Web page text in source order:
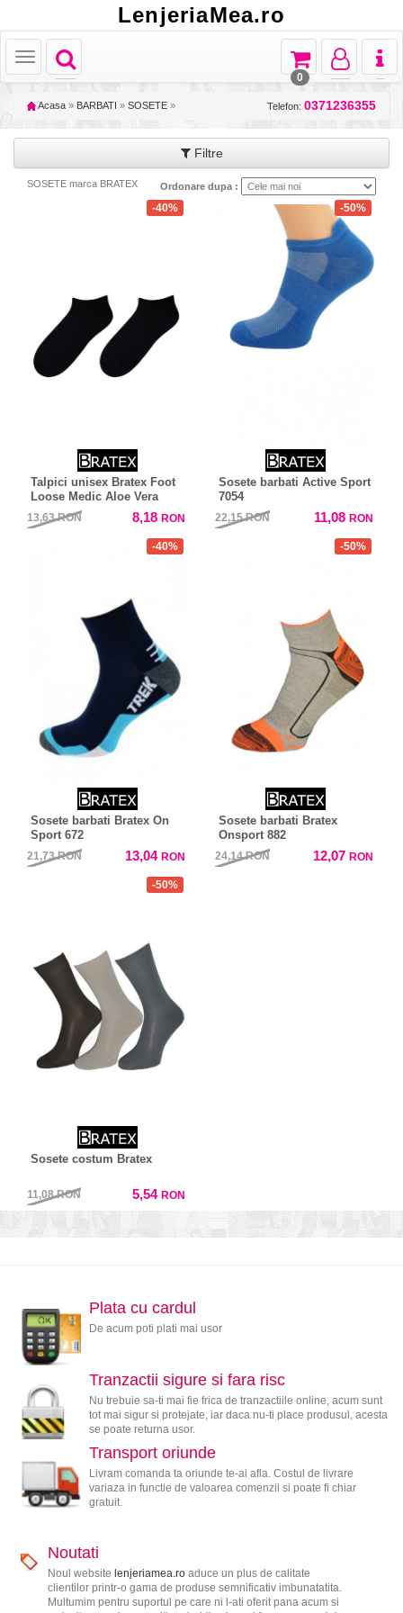
LenjeriaMea.ro
Toggle
navigation
Toggle
Toggle
navigation
Toggle
navigation
Toggle
navigation
0
Acasa » BARBATI » SOSETE » Telefon: 0371236355
Filtre
SOSETE marca BRATEX Ordonare dupa :
-40%
Talpici unisex Bratex Foot
Loose Medic Aloe Vera
13,63RON 8,18 RON
-50%
Sosete barbati Active Sport
7054
22,15RON 11,08 RON
-40%
Sosete barbati Bratex On
Sport 672
21,73RON 13,04 RON
-50%
Sosete barbati Bratex
Onsport 882
24,14RON 12,07 RON
-50%
Sosete costum Bratex
11,08RON 5,54 RON
Plata cu cardul
De acum poti plati mai usor
Tranzactii sigure si fara risc
Nu trebuie sa-ti mai fie frica de tranzactiile online, acum sunt
tot mai sigur si protejate, iar daca nu-ti place produsul, acesta
se poate returna usor.
Transport oriunde
Livram comanda ta oriunde te-ai afla. Costul de livrare
variaza in functie de valoarea comenzii si poate fi chiar
gratuit.
Noutati
Noul website lenjeriamea.roaduce un plus de calitate
clientilor printr-o gama de produse semnificativ imbunatatita.
Multumim pentru suportul pe care ni l-ati oferit pana acum si